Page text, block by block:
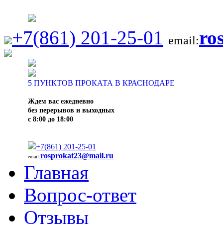
+7(861) 201-25-01 email:
5 ПУНКТОВ ПРОКАТА В КРАСНОДАРЕ
Ждем вас ежедневно
без перерывов и выходных
с 8:00 до 18:00
+7(861) 201-25-01
email:rosprokat23@mail.ru
Главная
Вопрос-ответ
Отзывы